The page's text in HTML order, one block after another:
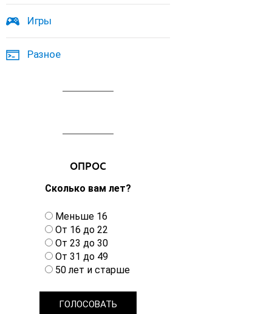
Игры
Разное
ОПРОС
Сколько вам лет?
В
а
р
и
а
Меньше 16
От 16 до 22
От 23 до 30
От 31 до 49
50 лет и старше